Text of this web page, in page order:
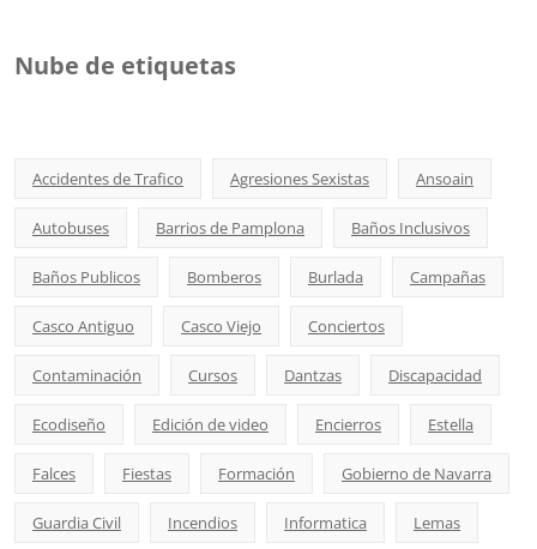
Nube de etiquetas
Accidentes de Trafico Agresiones Sexistas Ansoain
Autobuses Barrios de Pamplona Baños Inclusivos
Baños Publicos Bomberos Burlada Campañas
Casco Antiguo Casco Viejo Conciertos
Contaminación Cursos Dantzas Discapacidad
Ecodiseño Edición de video Encierros Estella
Falces Fiestas Formación Gobierno de Navarra
Guardia Civil Incendios Informatica Lemas